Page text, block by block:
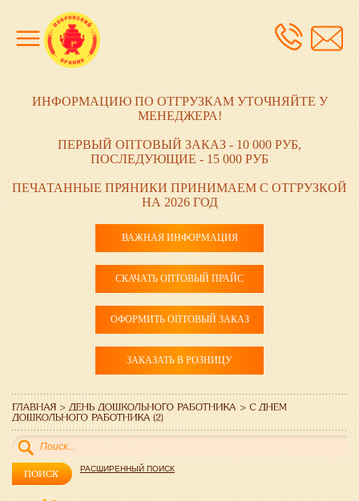
ИНФОРМАЦИЮ ПО ОТГРУЗКАМ УТОЧНЯЙТЕ У
МЕНЕДЖЕРА!
ПЕРВЫЙ ОПТОВЫЙ ЗАКАЗ - 10 000 РУБ,
ПОСЛЕДУЮЩИЕ - 15 000 РУБ
ПЕЧАТАННЫЕ ПРЯНИКИ ПРИНИМАЕМ С ОТГРУЗКОЙ
НА 2026 ГОД
ВАЖНАЯ ИНФОРМАЦИЯ
СКАЧАТЬ ОПТОВЫЙ ПРАЙС
ОФОРМИТЬ ОПТОВЫЙ ЗАКАЗ
ЗАКАЗАТЬ В РОЗНИЦУ
РАСШИРЕННЫЙ ПОИСК